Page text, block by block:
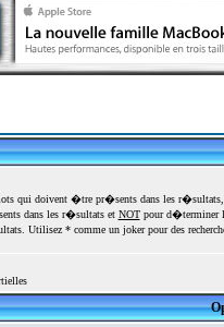
qui doivent �tre pr�sents dans les
dans les r�sultats et NOTpour d�terminer
Utilisez * comme un joker pour des